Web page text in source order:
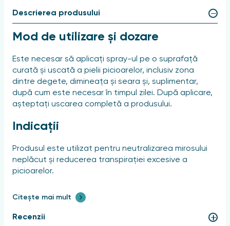
Descrierea produsului
Mod de utilizare și dozare
Este necesar să aplicați spray-ul pe o suprafață
curată și uscată a pielii picioarelor, inclusiv zona
dintre degete, dimineața și seara și, suplimentar,
după cum este necesar în timpul zilei. După aplicare,
așteptați uscarea completă a produsului.
Indicații
Produsul este utilizat pentru neutralizarea mirosului
neplăcut și reducerea transpirației excesive a
picioarelor.
Ambalaj și formă de eliberare
Spray-ul pentru picioare „TEYMUROVA” este conceput
Citește mai mult
Recenzii